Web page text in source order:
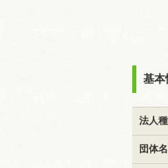
基本
法人種
団体名